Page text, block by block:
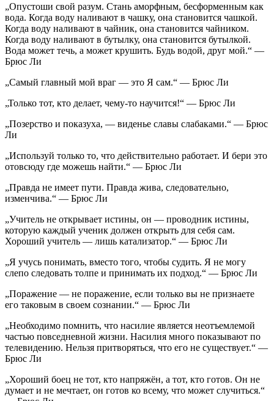
„Опустоши свой разум. Стань аморфным, бесформенным как
вода. Когда воду наливают в чашку, она становится чашкой.
Когда воду наливают в чайник, она становится чайником.
Когда воду наливают в бутылку, она становится бутылкой.
Вода может течь, а может крушить. Будь водой, друг мой.“ —
Брюс Ли
„Самый главный мой враг — это Я сам.“ — Брюс Ли
„Только тот, кто делает, чему-то научится!“ — Брюс Ли
„Позерство и показуха, — виденье славы слабаками.“ — Брюс
Ли
„Используй только то, что действительно работает. И бери это
отовсюду где можешь найти.“ — Брюс Ли
„Правда не имеет пути. Правда жива, следовательно,
изменчива.“ — Брюс Ли
„Учитель не открывает истины, он — проводник истины,
которую каждый ученик должен открыть для себя сам.
Хороший учитель — лишь катализатор.“ — Брюс Ли
„Я учусь понимать, вместо того, чтобы судить. Я не могу
слепо следовать толпе и принимать их подход.“ — Брюс Ли
„Поражение — не поражение, если только вы не признаете
его таковым в своем сознании.“ — Брюс Ли
„Необходимо помнить, что насилие является неотъемлемой
частью повседневной жизни. Насилия много показывают по
телевидению. Нельзя притворяться, что его не существует.“ —
Брюс Ли
„Хороший боец не тот, кто напряжён, а тот, кто готов. Он не
думает и не мечтает, он готов ко всему, что может случиться.“